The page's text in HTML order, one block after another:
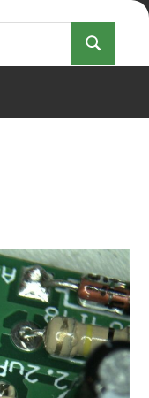
Suchen